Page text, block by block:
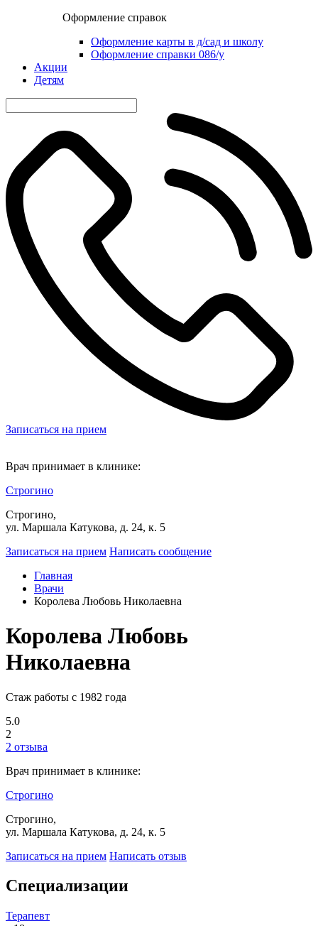
Оформление справок
Оформление карты в д/сад и школу
Оформление справки 086/у
Акции
Детям
Записаться на прием
Врач принимает в клинике:
Строгино
Строгино,
ул. Маршала Катукова, д. 24, к. 5
Записаться на прием Написать сообщение
Главная
Врачи
Королева Любовь Николаевна
Королева Любовь
Николаевна
Стаж работы с 1982 года
5.0
2
2 отзыва
Врач принимает в клинике:
Строгино
Строгино,
ул. Маршала Катукова, д. 24, к. 5
Записаться на прием Написать отзыв
Специализации
Терапевт